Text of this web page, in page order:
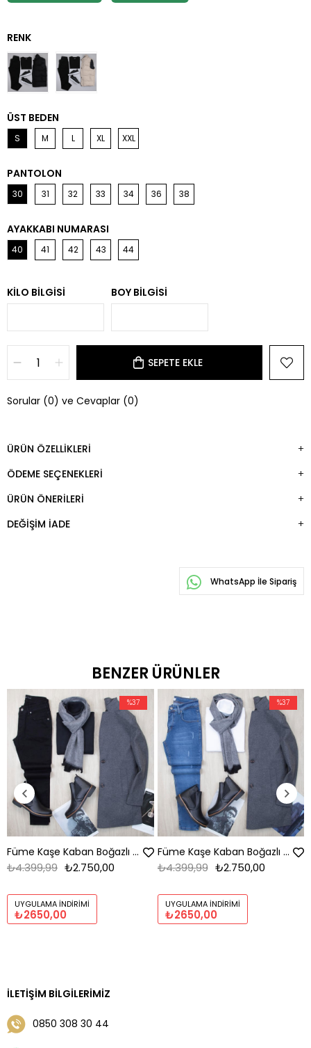
ÜST BEDEN
S M L XL XXL
PANTOLON
30 31 32 33 34 36 38
AYAKKABI NUMARASI
40 41 42 43 44
KILO BILGISI BOY BILGISI
Sorular (0) ve Cevaplar (0)
ÜRÜN ÖZELLIKLERI
ÖDEME SEÇENEKLERI
ÜRÜN ÖNERILERI
DEĞIŞIM İADE
WhatsApp İle Sipariş
BENZER ÜRÜNLER
Füme Kaşe Kaban Boğazlı Body Pantolon Bot Kombin
₺2.750,00
₺4.399,99
UYGULAMA İNDIRIMI
₺2650,00
%37
Füme Kaşe Kaban Boğazlı Body Pantolon Bot Kombin
₺2.750,00
₺4.399,99
UYGULAMA İNDIRIMI
₺2650,00
%37
İLETIŞIM BILGILERIMIZ
0850 308 30 44